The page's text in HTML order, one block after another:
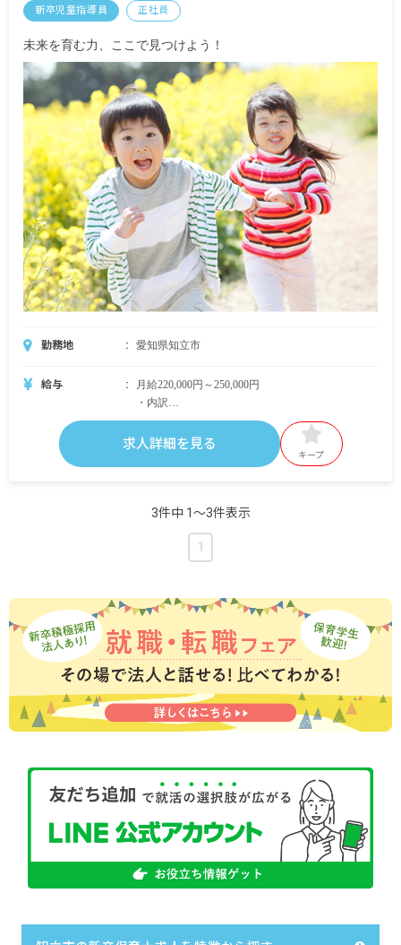
賞与年2回（7月／12月）
＜モデル年収例＞
26歳／入社2年目／年収2,940,000円
※想定年収は1年間在籍した際に支給される金額の
一例です。賞与の支給額や勤務時間などにより前
後する可能性があります。
※試用期間3カ月／期間中は時給1,000円
※無期雇用
新卒児童指導員 正社員
未来を育む力、ここで見つけよう！
勤務地 愛知県知立市
給与
月給220,000円～250,000円
・内訳
基本給 203,000円～
職務手当 5,000円
資格手当 12,000円～27,000円
交通費 全額支給
昇給年1回（4月）
＜モデル年収例＞
26歳／入社2年目／年収2,940,000円
※想定年収は1年間在籍した際に支給される金額の
一例です。賞与の支給額や勤務時間などにより前
※試用期間3カ月／期間中は時給1,000円
求人詳細を見る
キープ
3件中 1〜3件表示
1